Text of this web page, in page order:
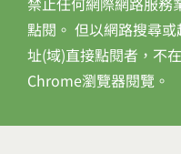
點閱。 但以網路搜尋
址(域)直接點閱者，不
Chrome瀏覽器閱覽。